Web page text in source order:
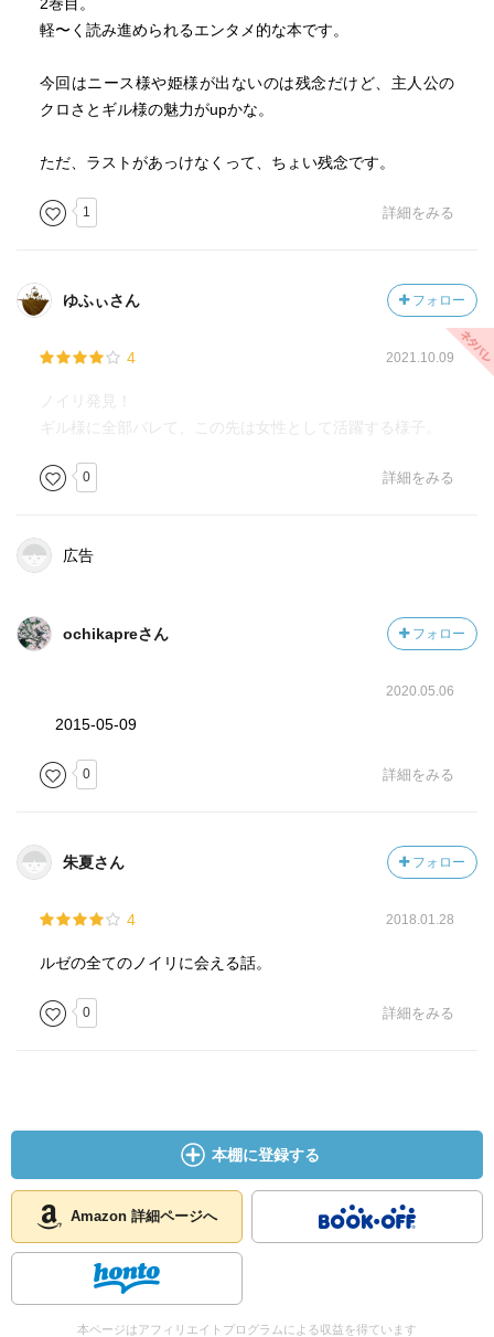
軽〜く読み進められるエンタメ的な本です。
今回はニース様や姫様が出ないのは残念だけど、主人公の
クロさとギル様の魅力がupかな。
ただ、ラストがあっけなくって、ちょい残念です。
1 詳細をみる
ゆふぃさん フォロー
4 2021.10.09
ノイリ発見！
ギル様に全部バレて、この先は女性として活躍する様子。
0 詳細をみる
広告
ochikapreさん フォロー
2020.05.06
2015-05-09
0 詳細をみる
朱夏さん フォロー
4 2018.01.28
ルゼの全てのノイリに会える話。
0 詳細をみる
本棚に登録する
Amazon 詳細ページへ
本ページはアフィリエイトプログラムによる収益を得ています